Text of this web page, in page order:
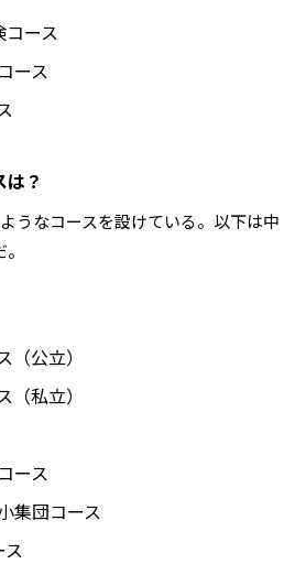
ース
ース
？
うなコースを設けている。以下は中
公立）
私立）
ース
集団コース